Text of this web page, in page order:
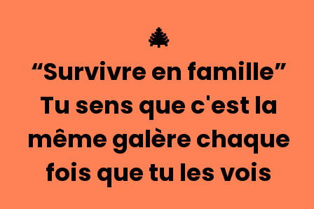
🎄
“Survivre en famille”
Tu sens que c'est la
même galère chaque
fois que tu les vois